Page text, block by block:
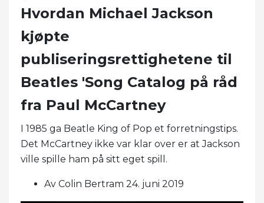
Hvordan Michael Jackson
kjøpte
publiseringsrettighetene til
Beatles 'Song Catalog på råd
fra Paul McCartney
I 1985 ga Beatle King of Pop et forretningstips.
Det McCartney ikke var klar over er at Jackson
ville spille ham på sitt eget spill.
Av Colin Bertram 24. juni 2019